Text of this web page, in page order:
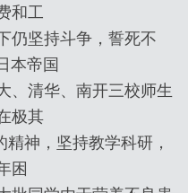
和工
仍坚持斗争，誓死不
本帝国
、清华、南开三校师生
极其
神，坚持教学科研，
困